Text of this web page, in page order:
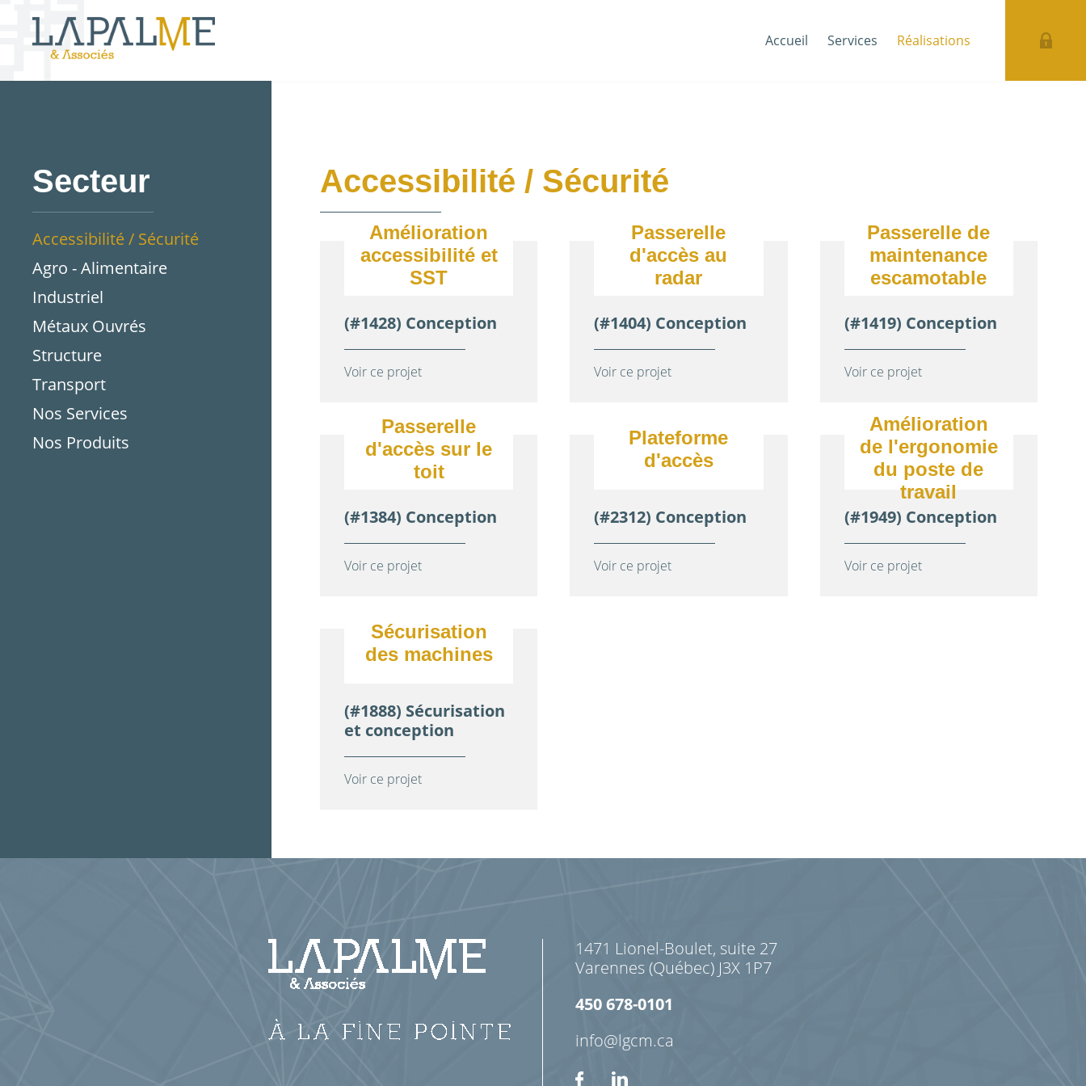
Accueil Services Réalisations
Secteur
Accessibilité / Sécurité
Agro - Alimentaire
Industriel
Métaux Ouvrés
Structure
Transport
Nos Services
Nos Produits
Accessibilité / Sécurité
Amélioration
accessibilité et
SST
(#1428) Conception
Voir ce projet
Passerelle
d'accès au
radar
(#1404) Conception
Voir ce projet
Passerelle de
maintenance
escamotable
(#1419) Conception
Voir ce projet
Passerelle
d'accès sur le
toit
(#1384) Conception
Voir ce projet
Plateforme
d'accès
(#2312) Conception
Voir ce projet
Amélioration
de l'ergonomie
du poste de
travail
(#1949) Conception
Voir ce projet
Sécurisation
des machines
(#1888) Sécurisation
et conception
Voir ce projet
1471 Lionel-Boulet, suite 27
Varennes (Québec) J3X 1P7
450 678-0101
info@lgcm.ca